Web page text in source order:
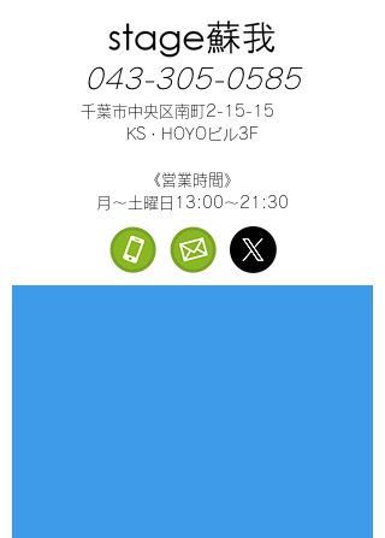
043-305-0585
千葉市中央区南町2-15-15
KS・HOYOビル3F
《営業時間》
月～土曜日13:00～21:30